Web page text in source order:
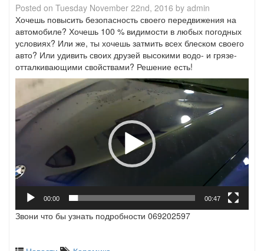
Posted on Tuesday November 22nd, 2016 by admin
Хочешь повысить безопасность своего передвижения на
автомобиле? Хочешь 100 % видимости в любых погодных
условиях? Или же, ты хочешь затмить всех блеском своего
авто? Или удивить своих друзей высокими водо- и грязе-
отталкивающими свойствами? Решение есть!
Video
Player
00:00 00:47
Звони что бы узнать подробности 069202597